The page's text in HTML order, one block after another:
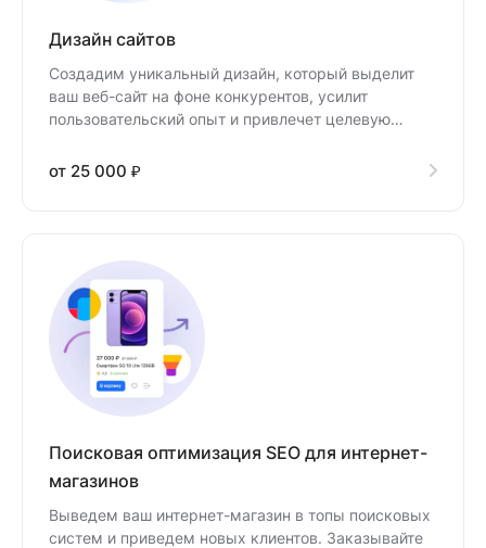
Дизайн сайтов
Создадим уникальный дизайн, который выделит
ваш веб-сайт на фоне конкурентов, усилит
пользовательский опыт и привлечет целевую
от 25 000 ₽
Поисковая оптимизация SEO для интернет-
магазинов
Выведем ваш интернет-магазин в топы поисковых
систем и приведем новых клиентов. Заказывайте